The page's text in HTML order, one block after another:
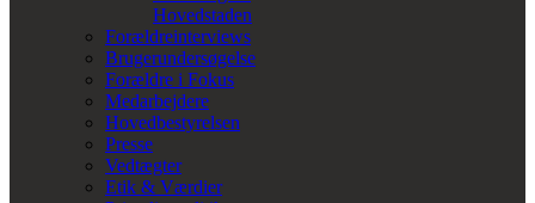
Hovedstaden
Forældreinterviews
Brugerundersøgelse
Forældre i Fokus
Medarbejdere
Hovedbestyrelsen
Presse
Vedtægter
Etik & Værdier